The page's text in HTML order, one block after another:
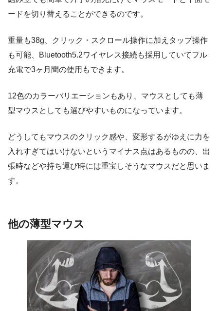
ードを切り替えることができるのです。
重量も38g、クリック・スクロール操作に加えタップ操作
も可能、Bluetooth5.2ワイヤレス接続も採用していてフル
充電で3ヶ月間の使用もできます。
12色のカラーバリエーションもあり、マウスとしても薄
型マウスとしても選びやすいものになっています。
どうしてもマウスのクリック感や、変形するがゆえに力を
入れすぎてはいけないというマイナス点はあるものの、出
張時などや持ち運び時には重宝しそうなマウスだと思いま
す。
他の薄型マウス